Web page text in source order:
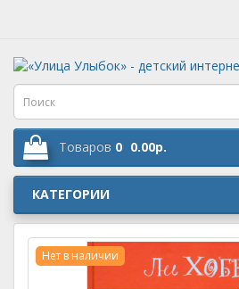
Товаров 0 0.00р.
КАТЕГОРИИ
Нет в наличии